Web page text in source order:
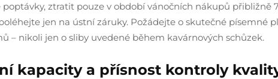
ztratit pouze v období vánočních nákupů přibližně
jen na ústní záruky. Požádejte o skutečné písemné
– nikoli jen o sliby uvedené během kavárnových schůzek.
kapacity a přísnost kontroly